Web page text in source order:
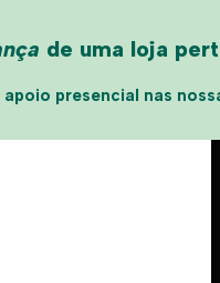
de uma loja
apoio presencial nas